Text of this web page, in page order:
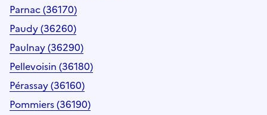
Parnac (36170)
Paudy (36260)
Paulnay (36290)
Pellevoisin (36180)
Pérassay (36160)
Pommiers (36190)